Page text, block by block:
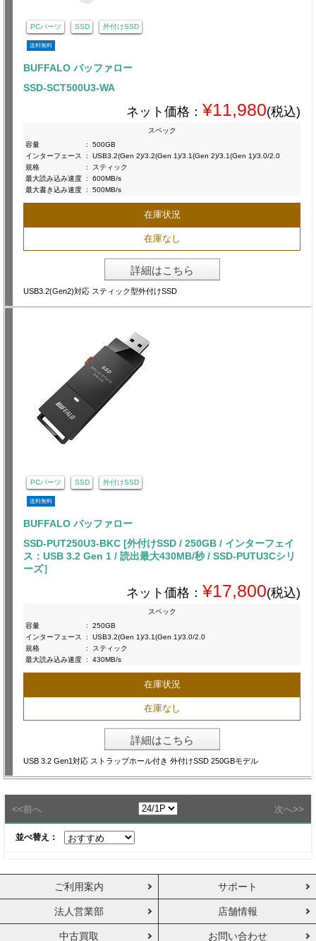
PCパーツ SSD 外付けSSD
送料無料
BUFFALO バッファロー
SSD-SCT500U3-WA
ネット価格： ¥11,980(税込)
スペック
容量
:
500GB
インターフェース
:
USB3.2(Gen 2)/3.2(Gen 1)/3.1(Gen 2)/3.1(Gen 1)/3.0/2.0
規格
:
スティック
最大読み込み速度 :
600MB/s
最大書き込み速度 : 500MB/s
在庫状況
在庫なし
詳細はこちら
USB3.2(Gen2)対応 スティック型外付けSSD
PCパーツ SSD 外付けSSD
送料無料
BUFFALO バッファロー
SSD-PUT250U3-BKC [外付けSSD / 250GB / インターフェイ
ス：USB 3.2 Gen 1 / 読出最大430MB/秒 / SSD-PUTU3Cシリ
ーズ］
ネット価格： ¥17,800(税込)
スペック
容量
:
250GB
インターフェース
:
USB3.2(Gen 1)/3.1(Gen 1)/3.0/2.0
規格
:
スティック
最大読み込み速度 : 430MB/s
在庫状況
在庫なし
詳細はこちら
USB 3.2 Gen1対応 ストラップホール付き 外付けSSD 250GBモデル
<<前へ 次へ>>
並べ替え：
ご利用案内 サポート
法人営業部 店舗情報
中古買取 お問い合わせ